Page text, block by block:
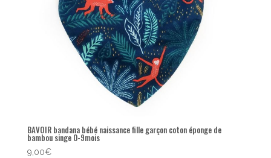
BAVOIR bandana bébé naissance fille garçon coton éponge de
bambou singe 0-9mois
9,00€